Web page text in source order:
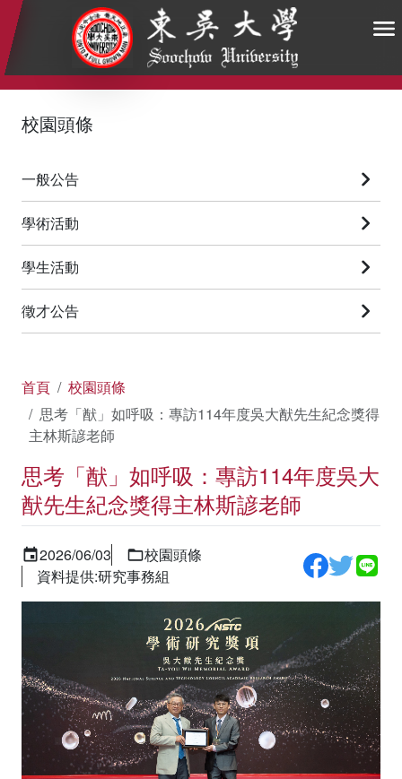
:::
校園頭條
一般公告
學術活動
學生活動
徵才公告
首頁
校園頭條
思考「猷」如呼吸：專訪114年度吳大猷先生紀念獎得
主林斯諺老師
思考「猷」如呼吸：專訪114年度吳大
猷先生紀念獎得主林斯諺老師
2026/06/03
校園頭條
資料提供:研究事務組